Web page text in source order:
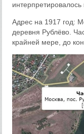
интерпретировалось
Адрес на 1917 год:
деревня Рублёво.
крайней мере, до